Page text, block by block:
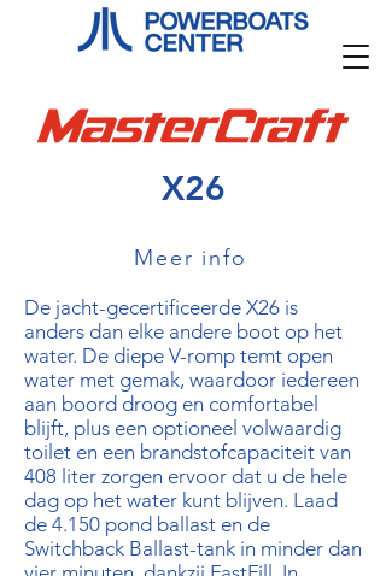
X26
Meer info
De jacht-gecertificeerde X26 is
anders dan elke andere boot op het
water. De diepe V-romp temt open
water met gemak, waardoor iedereen
aan boord droog en comfortabel
blijft, plus een optioneel volwaardig
toilet en een brandstofcapaciteit van
408 liter zorgen ervoor dat u de hele
dag op het water kunt blijven. Laad
de 4.150 pond ballast en de
Switchback Ballast-tank in minder dan